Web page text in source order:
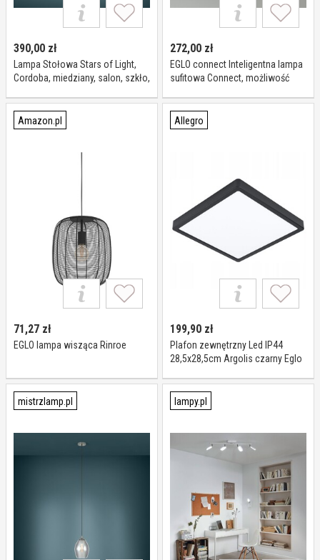
390,00 zł
Lampa Stołowa Stars of Light,
Cordoba, miedziany, salon, szkło,
272,00 zł
EGLO connect Inteligentna lampa
sufitowa Connect, możliwość
jadalnia, aluminium, nowoczesny
Amazon.pl
71,27 zł
EGLO lampa wisząca Rinroe
Allegro
199,90 zł
Plafon zewnętrzny Led IP44
28,5x28,5cm Argolis czarny Eglo
mistrzlamp.pl lampy.pl